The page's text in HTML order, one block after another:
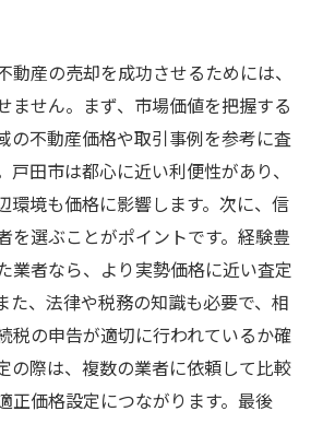
動産の売却を成功させるためには、
ません。まず、市場価値を把握する
の不動産価格や取引事例を参考に査
戸田市は都心に近い利便性があり、
環境も価格に影響します。次に、信
を選ぶことがポイントです。経験豊
業者なら、より実勢価格に近い査定
た、法律や税務の知識も必要で、相
税の申告が適切に行われているか確
の際は、複数の業者に依頼して比較
正価格設定につながります。最後